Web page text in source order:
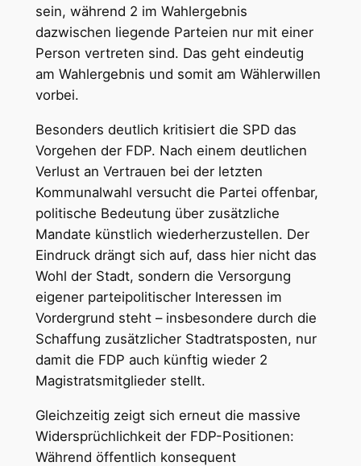
sein, während 2 im Wahlergebnis
dazwischen liegende Parteien nur mit einer
Person vertreten sind. Das geht eindeutig
am Wahlergebnis und somit am Wählerwillen
vorbei.
Besonders deutlich kritisiert die SPD das
Vorgehen der FDP. Nach einem deutlichen
Verlust an Vertrauen bei der letzten
Kommunalwahl versucht die Partei offenbar,
politische Bedeutung über zusätzliche
Mandate künstlich wiederherzustellen. Der
Eindruck drängt sich auf, dass hier nicht das
Wohl der Stadt, sondern die Versorgung
eigener parteipolitischer Interessen im
Vordergrund steht – insbesondere durch die
Schaffung zusätzlicher Stadtratsposten, nur
damit die FDP auch künftig wieder 2
Magistratsmitglieder stellt.
Gleichzeitig zeigt sich erneut die massive
Widersprüchlichkeit der FDP-Positionen:
Während öffentlich konsequent